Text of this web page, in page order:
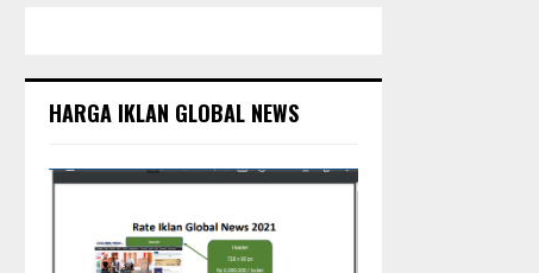
r
A
C
HARGA IKLAN GLOBAL NEWS